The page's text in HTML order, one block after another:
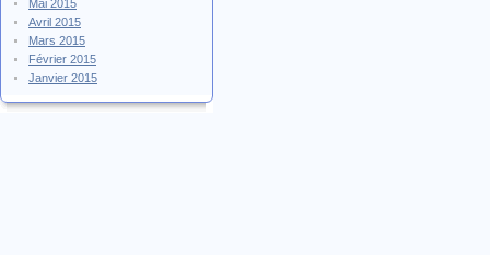
Mai 2015
Avril 2015
Mars 2015
Février 2015
Janvier 2015